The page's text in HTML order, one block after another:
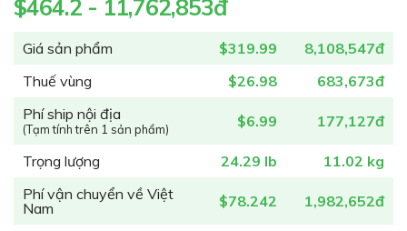
Giá sản phẩm $319.99
8,108,547đ
Thuế vùng
$26.98
683,673đ
Phí ship nội địa
(Tạm tính trên 1 sản phẩm) $6.99 177,127đ
Trọng lượng 24.29 lb
11.02 kg
Phí vận chuyển về Việt
Nam
$78.242 1,982,652đ
$464.2 - 11,762,853đ